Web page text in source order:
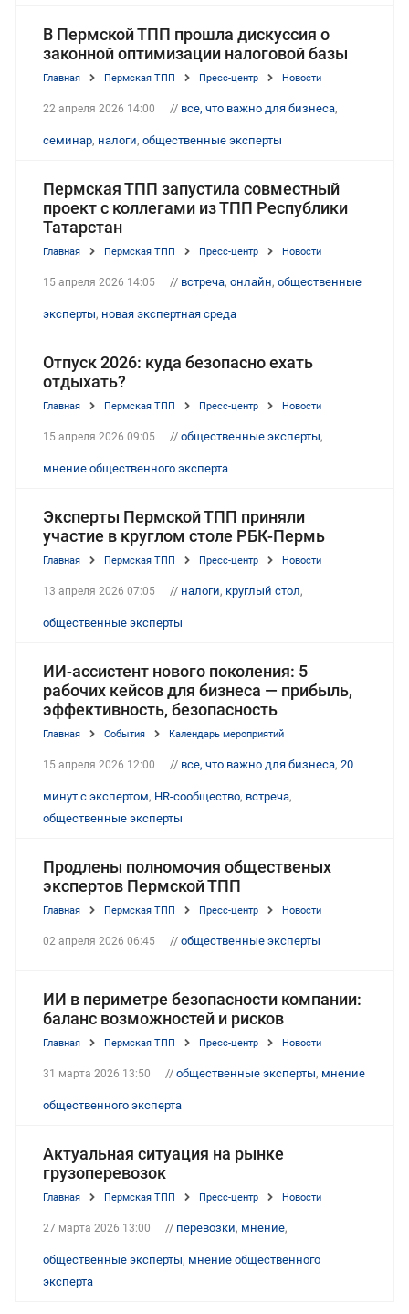
В Пермской ТПП прошла дискуссия о
законной оптимизации налоговой базы
Главная Пермская ТПП Пресс-центр Новости
22 апреля 2026 14:00 // все, что важно для бизнеса,
семинар, налоги, общественные эксперты
Пермская ТПП запустила совместный
проект с коллегами из ТПП Республики
Татарстан
Главная Пермская ТПП Пресс-центр Новости
15 апреля 2026 14:05 // встреча, онлайн, общественные
эксперты, новая экспертная среда
Отпуск 2026: куда безопасно ехать
отдыхать?
Главная Пермская ТПП Пресс-центр Новости
15 апреля 2026 09:05 // общественные эксперты,
мнение общественного эксперта
Эксперты Пермской ТПП приняли
участие в круглом столе РБК-Пермь
Главная Пермская ТПП Пресс-центр Новости
13 апреля 2026 07:05 // налоги, круглый стол,
общественные эксперты
ИИ-ассистент нового поколения: 5
рабочих кейсов для бизнеса — прибыль,
эффективность, безопасность
Главная События Календарь мероприятий
15 апреля 2026 12:00 // все, что важно для бизнеса, 20
минут с экспертом, HR-сообщество, встреча,
общественные эксперты
Продлены полномочия общественых
экспертов Пермской ТПП
Главная Пермская ТПП Пресс-центр Новости
02 апреля 2026 06:45 // общественные эксперты
ИИ в периметре безопасности компании:
баланс возможностей и рисков
Главная Пермская ТПП Пресс-центр Новости
31 марта 2026 13:50 // общественные эксперты, мнение
общественного эксперта
Актуальная ситуация на рынке
грузоперевозок
Главная Пермская ТПП Пресс-центр Новости
27 марта 2026 13:00 // перевозки, мнение,
общественные эксперты, мнение общественного
эксперта